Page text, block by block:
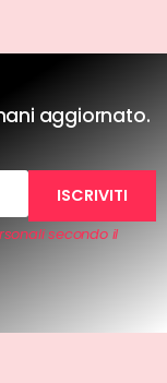
aggiornato.
secondo il